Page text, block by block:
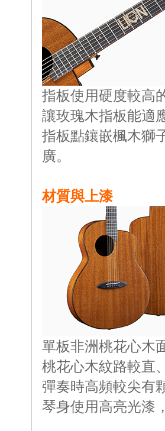
指板使用硬度較高
讓玫瑰木指板能適
指板點鑲嵌楓木獅
廣。
材質與上漆
單板非洲桃花心木
桃花心木紋路較直
彈奏時高頻較尖有
琴身使用高亮光漆